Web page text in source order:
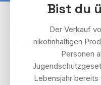
10x
Bist du
Der Verkauf
nikotinhaltigen
Personen
Lebensjahr bereits